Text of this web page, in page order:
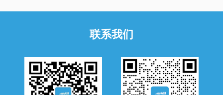
联系我们